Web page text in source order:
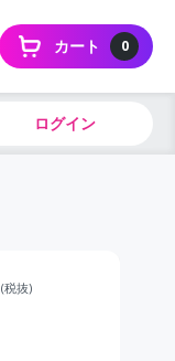
0
カート
ログイン
(税抜)